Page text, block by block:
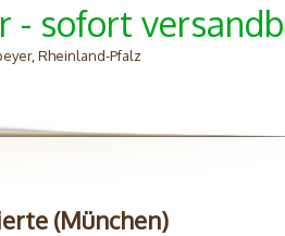
- sofort
Rheinland-Pfalz
(München)